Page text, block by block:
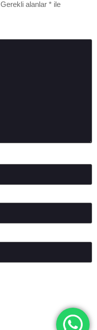
Gerekli alanlar * ile